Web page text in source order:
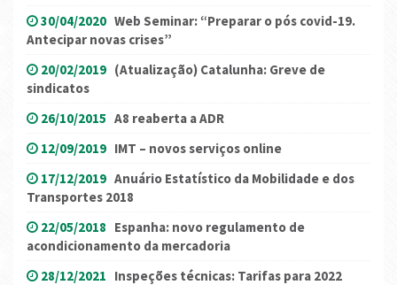
30/04/2020 Web Seminar: “Preparar o pós covid-19.
Antecipar novas crises”
20/02/2019 (Atualização) Catalunha: Greve de
sindicatos
26/10/2015 A8 reaberta a ADR
12/09/2019 IMT – novos serviços online
17/12/2019 Anuário Estatístico da Mobilidade e dos
Transportes 2018
22/05/2018 Espanha: novo regulamento de
acondicionamento da mercadoria
28/12/2021 Inspeções técnicas: Tarifas para 2022